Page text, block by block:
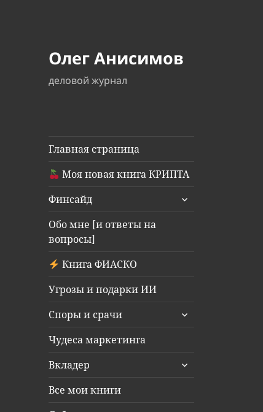
Олег Анисимов
деловой журнал
Главная страница
Моя новая книга КРИПТА
Финсайд
раскрыть
Обо мне [и ответы на
вопросы]
Книга ФИАСКО
Угрозы и подарки ИИ
Споры и срачи
раскрыть
Чудеса маркетинга
Вкладер
раскрыть
Все мои книги